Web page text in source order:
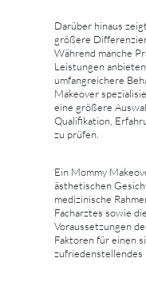
Darüber hinaus
größere
Während manche
Leistungen
umfangreichere
Makeover
eine größere
Qualifikation,
zu prüfen.
Ein Mommy
ästhetischen
medizinische
Facharztes sowie
Voraussetzungen
Faktoren für einen
zufriedenstellendes